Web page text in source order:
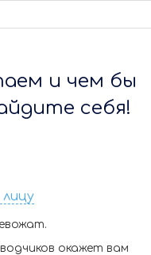
и чем бы
себя!
окажет вам